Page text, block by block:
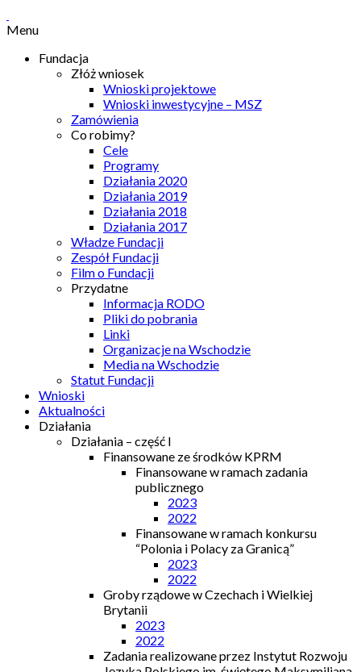
Menu
Fundacja
Złóż wniosek
Wnioski projektowe
Wnioski inwestycyjne – MSZ
Zamówienia
Co robimy?
Cele
Programy
Działania 2020
Działania 2019
Działania 2018
Działania 2017
Władze Fundacji
Zespół Fundacji
Film o Fundacji
Przydatne
Informacja RODO
Pliki do pobrania
Linki
Organizacje na Wschodzie
Media na Wschodzie
Statut Fundacji
Wnioski
Aktualności
Działania
Działania – część I
Finansowane ze środków KPRM
Finansowane w ramach zadania
publicznego
2023
2022
Finansowane w ramach konkursu
“Polonia i Polacy za Granicą”
2023
2022
Groby rządowe w Czechach i Wielkiej
Brytanii
2023
2022
Zadania realizowane przez Instytut Rozwoju